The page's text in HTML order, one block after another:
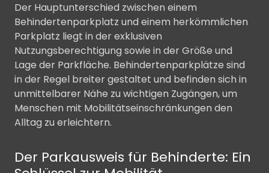
Der Hauptunterschied zwischen einem
Behindertenparkplatz und einem herkömmlichen
Parkplatz liegt in der exklusiven
Nutzungsberechtigung sowie in der Größe und
Lage der Parkfläche. Behindertenparkplätze sind
in der Regel breiter gestaltet und befinden sich in
unmittelbarer Nähe zu wichtigen Zugängen, um
Menschen mit Mobilitätseinschränkungen den
Alltag zu erleichtern.
Der Parkausweis für Behinderte: Ein